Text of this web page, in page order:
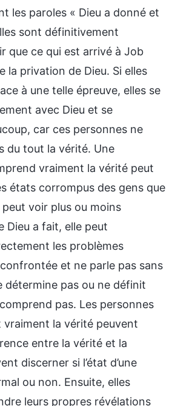
les paroles « Dieu a donné et
sont définitivement
que ce qui est arrivé à Job
la privation de Dieu. Si elles
à une telle épreuve, elles se
avec Dieu et se
car ces personnes ne
du tout la vérité. Une
vraiment la vérité peut
états corrompus des gens que
peut voir plus ou moins
Dieu a fait, elle peut
les problèmes
et ne parle pas sans
détermine pas ou ne définit
comprend pas. Les personnes
la vérité peuvent
entre la vérité et la
discerner si l’état d’une
ou non. Ensuite, elles
leurs propres révélations